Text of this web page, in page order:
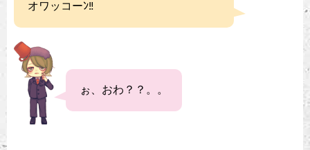
オワッコーﾝ‼︎
ぉ、おわ？？。。